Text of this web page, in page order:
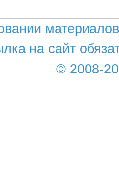
на сайт
© 2008-